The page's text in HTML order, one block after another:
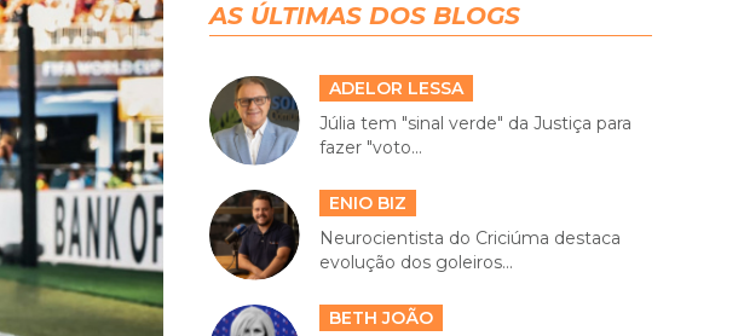
AS ÚLTIMAS DOS BLOGS
ADELOR LESSA
Júlia tem "sinal verde" da Justiça para
fazer "voto...
ENIO BIZ
Neurocientista do Criciúma destaca
evolução dos goleiros...
BETH JOÃO